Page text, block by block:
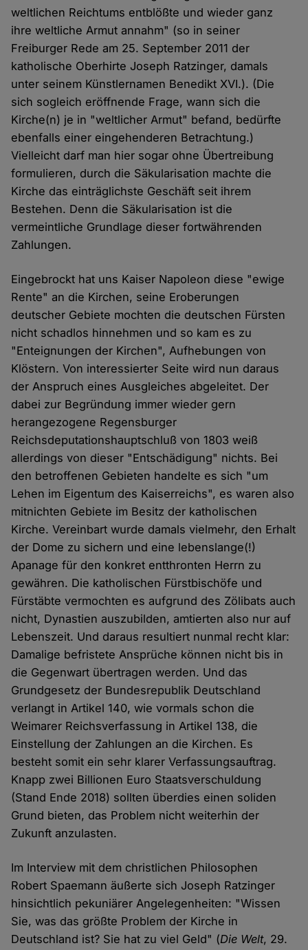
weltlichen Reichtums entblößte und wieder ganz
ihre weltliche Armut annahm" (so in seiner
Freiburger Rede am 25. September 2011 der
katholische Oberhirte Joseph Ratzinger, damals
unter seinem Künstlernamen Benedikt XVI.). (Die
sich sogleich eröffnende Frage, wann sich die
Kirche(n) je in "weltlicher Armut" befand, bedürfte
ebenfalls einer eingehenderen Betrachtung.)
Vielleicht darf man hier sogar ohne Übertreibung
formulieren, durch die Säkularisation machte die
Kirche das einträglichste Geschäft seit ihrem
Bestehen. Denn die Säkularisation ist die
vermeintliche Grundlage dieser fortwährenden
Zahlungen.
Eingebrockt hat uns Kaiser Napoleon diese "ewige
Rente" an die Kirchen, seine Eroberungen
deutscher Gebiete mochten die deutschen Fürsten
nicht schadlos hinnehmen und so kam es zu
"Enteignungen der Kirchen", Aufhebungen von
Klöstern. Von interessierter Seite wird nun daraus
der Anspruch eines Ausgleiches abgeleitet. Der
dabei zur Begründung immer wieder gern
herangezogene Regensburger
Reichsdeputationshauptschluß von 1803 weiß
allerdings von dieser "Entschädigung" nichts. Bei
den betroffenen Gebieten handelte es sich "um
Lehen im Eigentum des Kaiserreichs", es waren also
mitnichten Gebiete im Besitz der katholischen
Kirche. Vereinbart wurde damals vielmehr, den Erhalt
der Dome zu sichern und eine lebenslange(!)
Apanage für den konkret entthronten Herrn zu
gewähren. Die katholischen Fürstbischöfe und
Fürstäbte vermochten es aufgrund des Zölibats auch
nicht, Dynastien auszubilden, amtierten also nur auf
Lebenszeit. Und daraus resultiert nunmal recht klar:
Damalige befristete Ansprüche können nicht bis in
die Gegenwart übertragen werden. Und das
Grundgesetz der Bundesrepublik Deutschland
verlangt in Artikel 140, wie vormals schon die
Weimarer Reichsverfassung in Artikel 138, die
Einstellung der Zahlungen an die Kirchen. Es
besteht somit ein sehr klarer Verfassungsauftrag.
Knapp zwei Billionen Euro Staatsverschuldung
(Stand Ende 2018) sollten überdies einen soliden
Grund bieten, das Problem nicht weiterhin der
Zukunft anzulasten.
Im Interview mit dem christlichen Philosophen
Robert Spaemann äußerte sich Joseph Ratzinger
hinsichtlich pekuniärer Angelegenheiten: "Wissen
Sie, was das größte Problem der Kirche in
Deutschland ist? Sie hat zu viel Geld" (Die Welt, 29.